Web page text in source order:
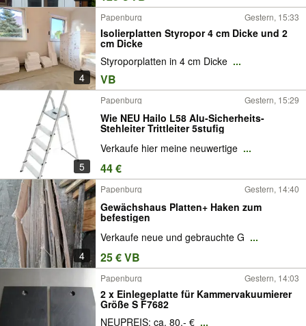
4
Papenburg Gestern, 15:33
Isolierplatten Styropor 4 cm Dicke und 2
cm Dicke
Styroporplatten in 4 cm Dicke ...
VB
5
Papenburg Gestern, 15:29
Wie NEU Hailo L58 Alu-Sicherheits-
Stehleiter Trittleiter 5stufig
Verkaufe hier meine neuwertige ...
44 €
4
Papenburg Gestern, 14:40
Gewächshaus Platten+ Haken zum
befestigen
Verkaufe neue und gebrauchte G ...
25 € VB
Papenburg Gestern, 14:03
2 x Einlegeplatte für Kammervakuumierer
Größe S F7682
NEUPREIS: ca. 80,- € ...